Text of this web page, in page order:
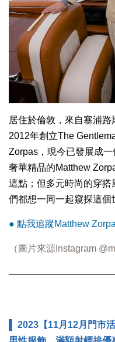
居住於倫敦，來自塞浦
2012年創立The
Zorpas，現今已發展成
奢華精品的Matthew
這點；但多元時尚的穿
們都想一同一起窺探這個
● 點我追蹤Matthew
（圖片來源Instagram
▌ 2023【11月12月門市